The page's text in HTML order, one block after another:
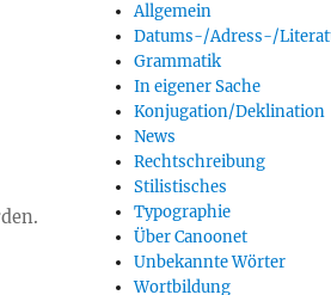
Allgemein
Datums-/Adress-/
Grammatik
In eigener Sache
Konjugation/Deklination
News
Rechtschreibung
Stilistisches
Typographie
Über Canoonet
Unbekannte Wörter
Wortbildung